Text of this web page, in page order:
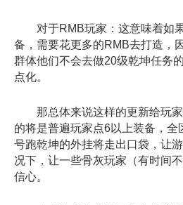
对于RMB玩家：这意味着如果
备，需要花更多的RMB去打造，
群体他们不会去做20级乾坤任务
点化。
那总体来说这样的更新给玩家
的将是普遍玩家点6以上装备，全
号跑乾坤的外挂将走出口袋，让
况下，让一些骨灰玩家（有时间
信心。